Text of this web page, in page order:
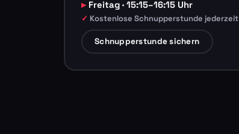
Freitag · 15:15–16:15 Uhr
Kostenlose Schnupperstunde jederzeit
Schnupperstunde sichern